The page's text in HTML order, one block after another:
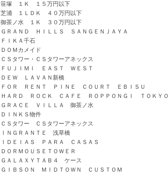
笹塚 １Ｋ １５万円以下
芝浦 １ＬＤＫ ４０万円以下
御茶ノ水 １Ｋ ３０万円以下
ＧＲＡＮＤ ＨＩＬＬＳ ＳＡＮＧＥＮＪＡＹＡ
ＦＩＫＡ千石
ＤＯＭカメイド
ＣＳタワー・ＣＳタワーアネックス
ＦＵＪＩＭＩ ＥＡＳＴ ＷＥＳＴ
ＤＥＷ ＬＡＶＡＮ新橋
ＦＯＲ ＲＥＮＴ ＰＩＮＥ ＣＯＵＲＴ ＥＢＩＳＵ
ＨＡＲＤ ＲＯＣＫ ＣＡＦＥ ＲＯＰＰＯＮＧＩ ＴＯＫＹＯ
ＧＲＡＣＥ ＶＩＬＬＡ 御茶ノ水
ＤＩＮＫＳ物件
ＣＳタワー ＣＳタワーアネックス
ＩＮＧＲＡＮＴＥ 浅草橋
ＩＤＥＩＡＳ ＰＡＲＡ ＣＡＳＡＳ
ＤＯＲＭＯＵＳＥＴＯＷＥＲ
ＧＡＬＡＸＹＴＡＢ４ ケース
ＧＩＢＳＯＮ ＭＩＤＴＯＷＮ ＣＵＳＴＯＭ